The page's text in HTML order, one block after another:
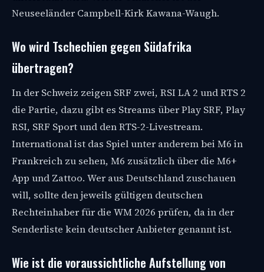
Neuseeländer Campbell-Kirk Kawana-Waugh.
Wo wird Tschechien gegen Südafrika
übertragen?
In der Schweiz zeigen SRF zwei, RSI LA 2 und RTS 2
die Partie, dazu gibt es Streams über Play SRF, Play
RSI, SRF Sport und den RTS-2-Livestream.
International ist das Spiel unter anderem bei M6 in
Frankreich zu sehen, M6 zusätzlich über die M6+
App und Zattoo. Wer aus Deutschland zuschauen
will, sollte den jeweils gültigen deutschen
Rechteinhaber für die WM 2026 prüfen, da in der
Senderliste kein deutscher Anbieter genannt ist.
Wie ist die voraussichtliche Aufstellung von